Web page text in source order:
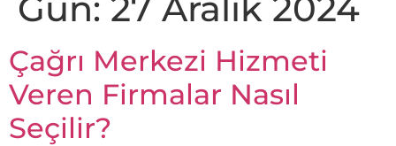
Çağrı Merkezi Hizmeti
Veren Firmalar Nasıl
Seçilir?